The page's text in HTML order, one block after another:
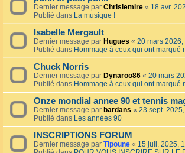
Dernier message par Chrislemire « 18 avr.
Publié dans La musique !
Isabelle Mergault
Dernier message par Hugues « 20 mars 2026,
Publié dans Hommage à ceux qui ont marqué
Chuck Norris
Dernier message par Dynaroo86 « 20 mars
Publié dans Hommage à ceux qui ont marqué
Onze mondial annee 90 et tennis
Dernier message par bardans « 23 sept.
Publié dans Les années 90
INSCRIPTIONS FORUM
Dernier message par Tipoune « 15 juil. 2025,